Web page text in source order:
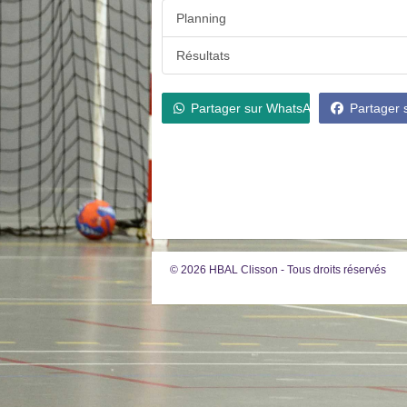
Planning
Résultats
Partager sur WhatsApp Partager
© 2026 HBAL Clisson - Tous droits réservés